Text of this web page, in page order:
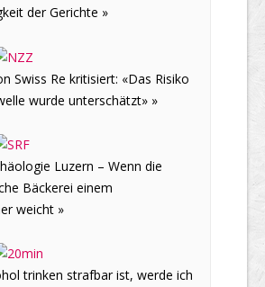
der Gerichte »
Swiss Re kritisiert: «Das Risiko
wurde unterschätzt» »
Luzern – Wenn die
Bäckerei einem
weicht »
trinken strafbar ist, werde ich